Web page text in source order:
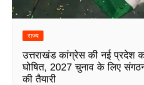
राज्य
उत्तराखंड कांग्रेस की नई प्रदेश
घोषित, 2027 चुनाव के लिए
की तैयारी